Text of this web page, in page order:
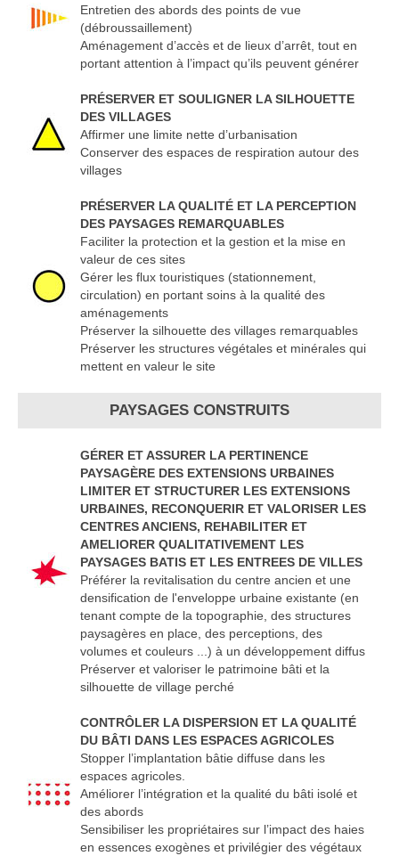
Entretien des abords des points de vue
(débroussaillement)
Aménagement d’accès et de lieux d’arrêt, tout en
portant attention à l’impact qu’ils peuvent générer
PRÉSERVER ET SOULIGNER LA SILHOUETTE
DES VILLAGES
Affirmer une limite nette d’urbanisation
Conserver des espaces de respiration autour des
villages
PRÉSERVER LA QUALITÉ ET LA PERCEPTION
DES PAYSAGES REMARQUABLES
Faciliter la protection et la gestion et la mise en
valeur de ces sites
Gérer les flux touristiques (stationnement,
circulation) en portant soins à la qualité des
aménagements
Préserver la silhouette des villages remarquables
Préserver les structures végétales et minérales qui
mettent en valeur le site
PAYSAGES CONSTRUITS
GÉRER ET ASSURER LA PERTINENCE
PAYSAGÈRE DES EXTENSIONS URBAINES
LIMITER ET STRUCTURER LES EXTENSIONS
URBAINES, RECONQUERIR ET VALORISER LES
CENTRES ANCIENS, REHABILITER ET
AMELIORER QUALITATIVEMENT LES
PAYSAGES BATIS ET LES ENTREES DE VILLES
Préférer la revitalisation du centre ancien et une
densification de l'enveloppe urbaine existante (en
tenant compte de la topographie, des structures
paysagères en place, des perceptions, des
volumes et couleurs ...) à un développement diffus
Préserver et valoriser le patrimoine bâti et la
silhouette de village perché
CONTRÔLER LA DISPERSION ET LA QUALITÉ
DU BÂTI DANS LES ESPACES AGRICOLES
Stopper l’implantation bâtie diffuse dans les
espaces agricoles.
Améliorer l’intégration et la qualité du bâti isolé et
des abords
Sensibiliser les propriétaires sur l’impact des haies
en essences exogènes et privilégier des végétaux